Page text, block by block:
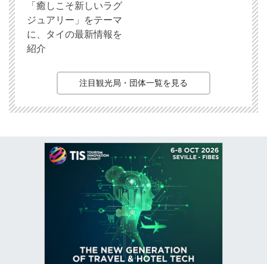
「癒しこそ新しいラグ
ジュアリー」をテーマ
に、タイの最新情報を
紹介
注目観光局・団体一覧を見る